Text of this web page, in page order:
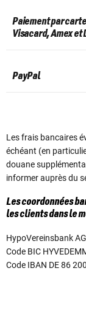
Paiement par
Visacard, Amex et
PayPal
Les frais bancaires
échéant (en
douane
informer auprès du
Les coordonnées
les clients dans le
HypoVereinsbank
Code BIC
Code IBAN DE 86